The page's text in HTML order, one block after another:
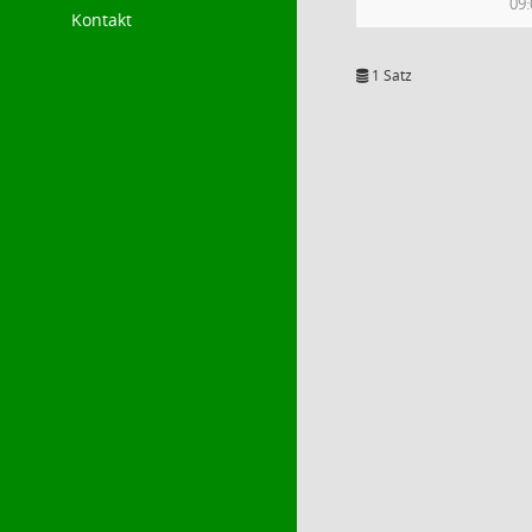
Kontakt
1 Satz